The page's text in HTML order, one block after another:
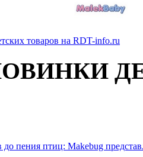
товаров на RDT-info.ru
до пения птиц: Makebug